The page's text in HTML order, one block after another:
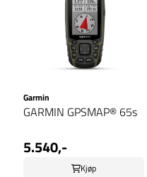
Garmin
GARMIN GPSMAP® 65s
5.540,-
Kjøp